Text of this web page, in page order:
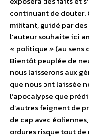
continuant de douter.
militant, guidé par des
l’auteur souhaite ici
« politique » (au sens
Bientôt peuplée de
nous laisserons aux
que nous ont laissée
l’apocalypse que
d’autres feignent de
de cap avec
ordures risque tout de